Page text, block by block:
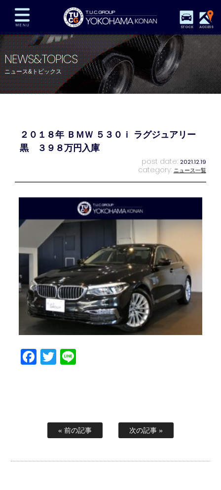
STOCK ACCESS
在庫車両情報 保証&サービス パーツリスト
TUCとは？ 店舗情報 アクセスマップ
全国納車 特別作業 注文販売
プライバシーポリシー スタッフblog
NEWS&TOPICS
ニュース&トピックス
２０１８年 ＢＭＷ ５３０ｉ ラグジュアリー
黒 ３９８万円入庫
post date: 2021.12.19
category: ニュース一覧
Facebook
Twitter
« 前の記事 次の記事 »